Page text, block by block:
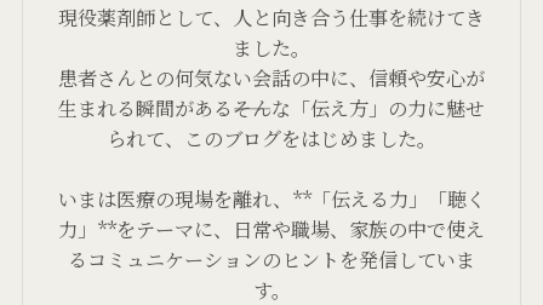
現役薬剤師として、人と向き合う仕事を続けてき
ました。
患者さんとの何気ない会話の中に、信頼や安心が
生まれる瞬間がある――そんな「伝え方」の力に魅せ
られて、このブログをはじめました。
いまは医療の現場を離れ、**「伝える力」「聴く
力」**をテーマに、日常や職場、家族の中で使え
るコミュニケーションのヒントを発信していま
す。